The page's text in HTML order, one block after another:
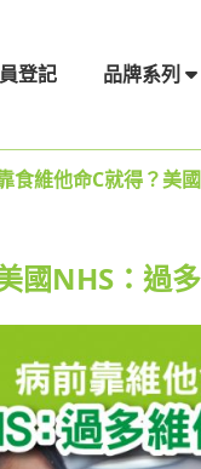
登記 品牌系列
食維他命C就得？美
國NHS：過